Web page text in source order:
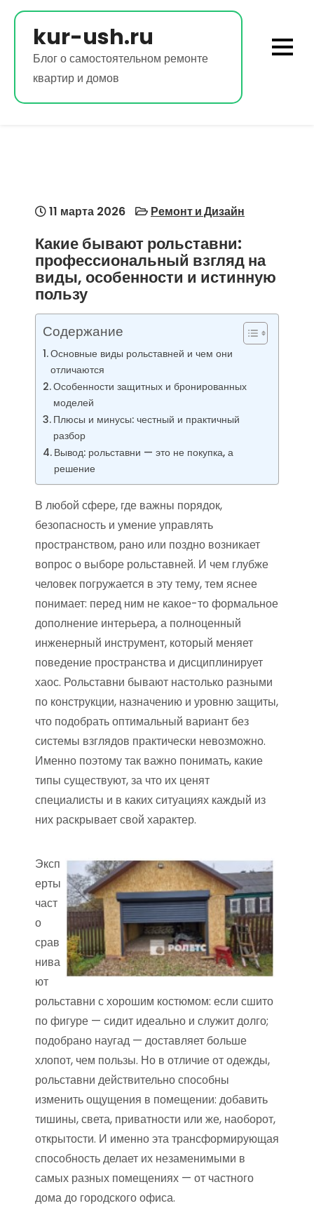
Перейти
содержимомуkur-ush.ru
Блог о самостоятельном ремонте
квартир и домов
11 марта 2026 Ремонт и Дизайн
Какие бывают рольставни:
профессиональный взгляд на
виды, особенности и истинную
пользу
Содержание
Основные виды рольставней и чем они
отличаются
Особенности защитных и бронированных
моделей
Плюсы и минусы: честный и практичный
разбор
Вывод: рольставни — это не покупка, а
решение
В любой сфере, где важны порядок,
безопасность и умение управлять
пространством, рано или поздно возникает
вопрос о выборе рольставней. И чем глубже
человек погружается в эту тему, тем яснее
понимает: перед ним не какое-то формальное
дополнение интерьера, а полноценный
инженерный инструмент, который меняет
поведение пространства и дисциплинирует
хаос. Рольставни бывают настолько разными
по конструкции, назначению и уровню защиты,
что подобрать оптимальный вариант без
системы взглядов практически невозможно.
Именно поэтому так важно понимать, какие
типы существуют, за что их ценят
специалисты и в каких ситуациях каждый из
них раскрывает свой характер.
Эксп
ерты
част
о
срав
нива
ют
рольставни с хорошим костюмом: если сшито
по фигуре — сидит идеально и служит долго;
подобрано наугад — доставляет больше
хлопот, чем пользы. Но в отличие от одежды,
рольставни действительно способны
изменить ощущения в помещении: добавить
тишины, света, приватности или же, наоборот,
открытости. И именно эта трансформирующая
способность делает их незаменимыми в
самых разных помещениях — от частного
дома до городского офиса.